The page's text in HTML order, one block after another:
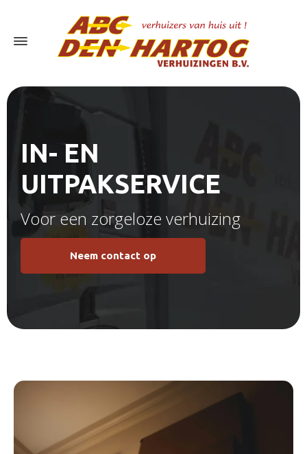
IN- EN
UITPAKSERVICE
Voor een zorgeloze verhuizing
Neem contact op